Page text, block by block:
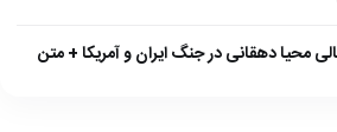
محیا دهقانی در جنگ ایران و آمریکا + متن